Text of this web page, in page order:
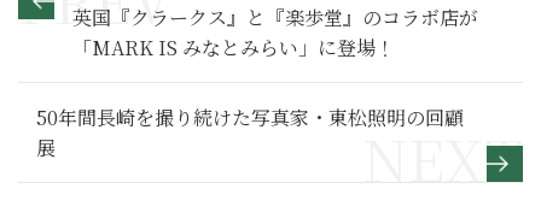
英国『クラークス』と『楽歩堂』のコラボ店が
「MARK IS みなとみらい」に登場！
50年間長崎を撮り続けた写真家・東松照明の回顧
展